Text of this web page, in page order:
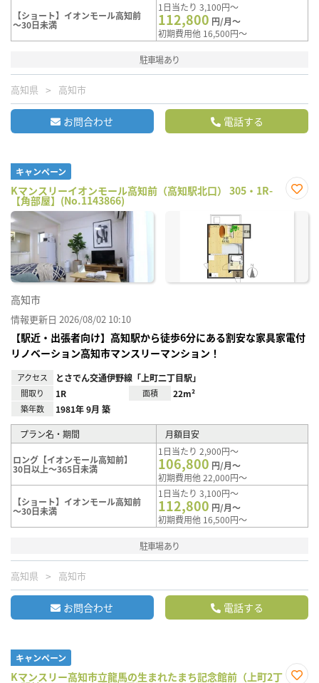
【ショート】イオンモール高知前
～30日未満
1日当たり 3,100円～
112,800 円/月～
初期費用他 16,500円～
駐車場あり
高知県 高知市
お問合わせ 電話する
キャンペーン
Kマンスリーイオンモール高知前（高知駅北口） 305・1R-
【角部屋】(No.1143866)
に入
高知市
情報更新日 2026/08/02 10:10
【駅近・出張者向け】高知駅から徒歩6分にある割安な家具家電付
リノベーション高知市マンスリーマンション！
アクセス とさでん交通伊野線「上町二丁目駅」
間取り 1R 面積 22m²
築年数 1981年 9月 築
プラン名・期間 月額目安
ロング【イオンモール高知前】
30日以上～365日未満
1日当たり 2,900円～
106,800 円/月～
初期費用他 22,000円～
【ショート】イオンモール高知前
～30日未満
1日当たり 3,100円～
112,800 円/月～
初期費用他 16,500円～
駐車場あり
高知県 高知市
お問合わせ 電話する
キャンペーン
Kマンスリー高知市立龍馬の生まれたまち記念館前（上町2丁